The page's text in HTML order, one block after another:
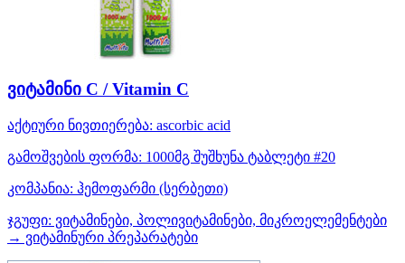
ვიტამინი C / Vitamin C
აქტიური ნივთიერება: ascorbic acid
გამოშვების ფორმა: 1000მგ შუშხუნა ტაბლეტი #20
კომპანია: ჰემოფარმი (სერბეთი)
ჯგუფი: ვიტამინები, პოლივიტამინები, მიკროელემენტები
→ ვიტამინური პრეპარატები